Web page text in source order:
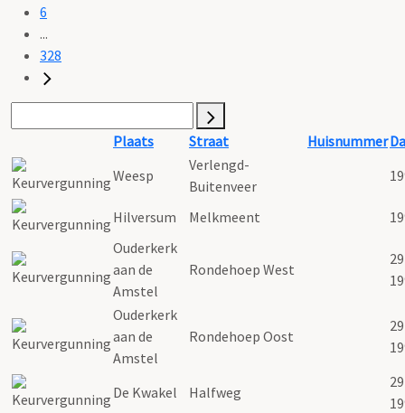
6
...
328
Plaats Straat Huisnummer
Weesp
Verlengd-
Buitenveer
Hilversum Melkmeent
Ouderkerk
aan de
Amstel
Rondehoep West
Ouderkerk
aan de
Amstel
Rondehoep Oost
De Kwakel Halfweg